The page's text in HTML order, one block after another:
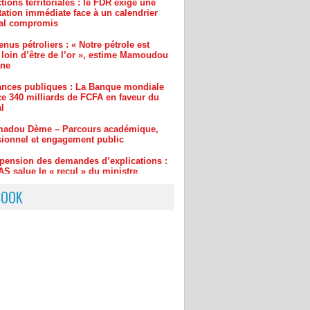
pétroliers : « Notre pétrole est
d’être de l’or », estime Mamoudou
publiques : La Banque mondiale
340 milliards de FCFA en faveur du
Dème – Parcours académique,
et engagement public
salue le « recul » du ministre
Lamine Dianté